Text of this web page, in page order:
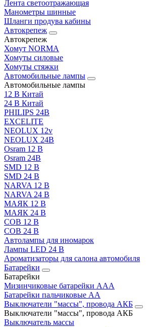
Лента светоотражающая
Манометры шинные
Шланги продува кабины
Автокрепеж
Автокрепеж
Хомут NORMA
Хомуты силовые
Хомуты стяжки
Автомобильные лампы
Автомобильные лампы
12 В Китай
24 В Китай
PHILIPS 24В
EXCELITE
NEOLUX 12v
NEOLUX 24В
Osram 12 В
Osram 24В
SMD 12 В
SMD 24 В
NARVA 12 В
NARVA 24 В
МАЯК 12 В
МАЯК 24 В
COB 12 В
COB 24 В
Автолампы для иномарок
Лампы LED 24 B
Ароматизаторы для салона автомобиля
Батарейки
Батарейки
Мизинчиковые батарейки AAA
Батарейки пальчиковые АА
Выключатели "массы", провода АКБ
Выключатели "массы", провода АКБ
Выключатель массы